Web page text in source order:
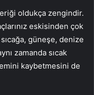
oldukça zengindir.
eskisinden çok
güneşe, denize
zamanda sıcak
kaybetmesini de